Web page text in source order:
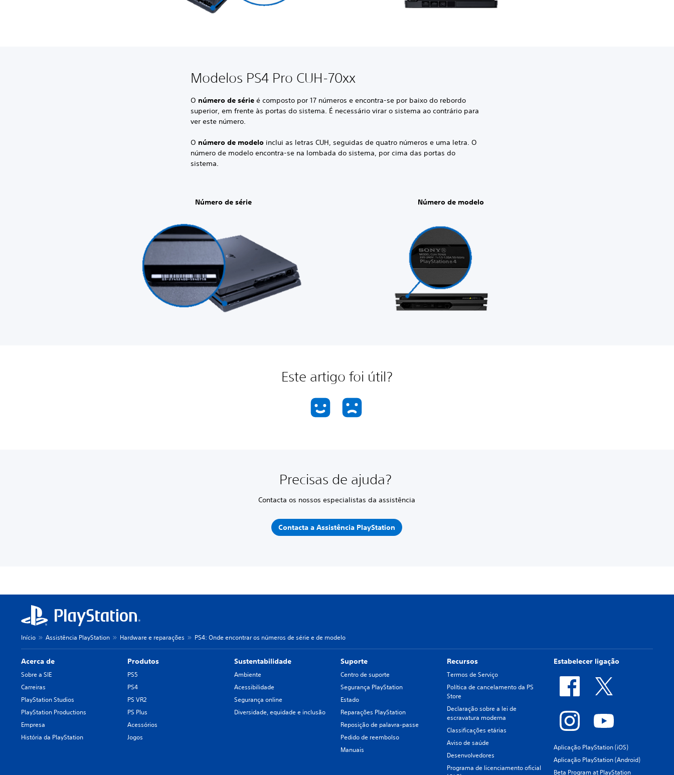
Modelos PS4 Pro CUH-70xx
O número de sérieé composto por 17 números e encontra-se por baixo do rebordo
superior, em frente às portas do sistema. É necessário virar o sistema ao contrário para
ver este número.
O número de modelo inclui as letras CUH, seguidas de quatro números e uma letra. O
número de modelo encontra-se na lombada do sistema, por cima das portas do
sistema.
Número de série Número de modelo
Este artigo foi útil?
Precisas de ajuda?
Contacta os nossos especialistas da assistência
Contacta a Assistência PlayStation
Início Assistência PlayStation Hardware e reparações PS4: Onde encontrar os números de série e de modelo
Acerca de
Sobre a SIE
Carreiras
PlayStation Studios
PlayStation Productions
Empresa
História da PlayStation
Produtos
PS5
PS4
PS VR2
PS Plus
Acessórios
Jogos
Sustentabilidade
Ambiente
Acessibilidade
Segurança online
Diversidade, equidade e inclusão
Suporte
Centro de suporte
Segurança PlayStation
Estado
Reparações PlayStation
Reposição de palavra-passe
Pedido de reembolso
Manuais
Recursos
Termos de Serviço
Política de cancelamento da PS
Store
Declaração sobre a lei de
escravatura moderna
Classificações etárias
Aviso de saúde
Desenvolvedores
Programa de licenciamento oficial
Estabelecer ligação
Aplicação PlayStation (iOS)
Aplicação PlayStation (Android)
Beta Program at PlayStation